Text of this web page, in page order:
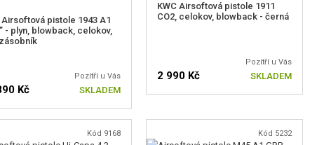
Airsoftová pistole 1943 A1
- plyn, blowback, celokov,
Pozítří u Vás
Kč SKLADEM
KWC Airsoftová pistole 1911
CO2, celokov, blowback - černá
Pozítří u Vás
2 990 Kč SKLADEM
Kód 9168 Kód 5232